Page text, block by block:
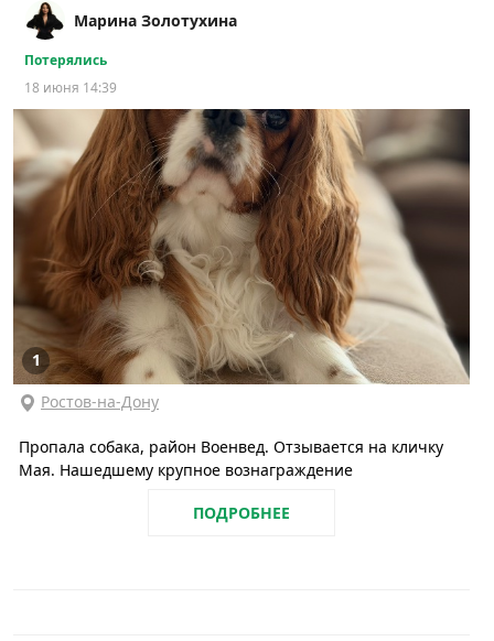
Марина Золотухина
Потерялись
18 июня 14:39
1
Ростов-на-Дону
Пропала собака, район Военвед. Отзывается на кличку
Мая. Нашедшему крупное вознаграждение
ПОДРОБНЕЕ